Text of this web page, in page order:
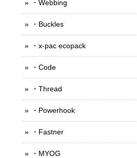
・Webbing
・Buckles
・x-pac ecopack
・Code
・Thread
・Powerhook
・Fastner
・MYOG